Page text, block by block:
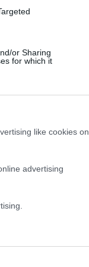
or Sharing
for which it
like cookies on
advertising